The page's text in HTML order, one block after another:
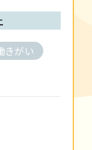
きがい